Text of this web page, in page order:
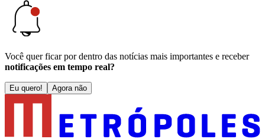
Você quer ficar por dentro das notícias mais importantes e receber
notificações em tempo real?
Eu quero! Agora não